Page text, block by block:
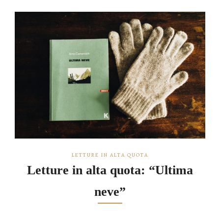
LETTURE IN ALTA QUOTA
Letture in alta quota: “Ultima
neve”